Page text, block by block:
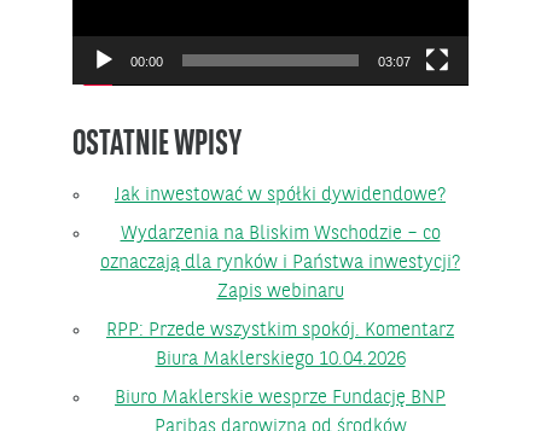
00:00 03:07
OSTATNIE WPISY
Jak inwestować w spółki dywidendowe?
Wydarzenia na Bliskim Wschodzie – co
oznaczają dla rynków i Państwa inwestycji?
Zapis webinaru
RPP: Przede wszystkim spokój. Komentarz
Biura Maklerskiego 10.04.2026
Biuro Maklerskie wesprze Fundację BNP